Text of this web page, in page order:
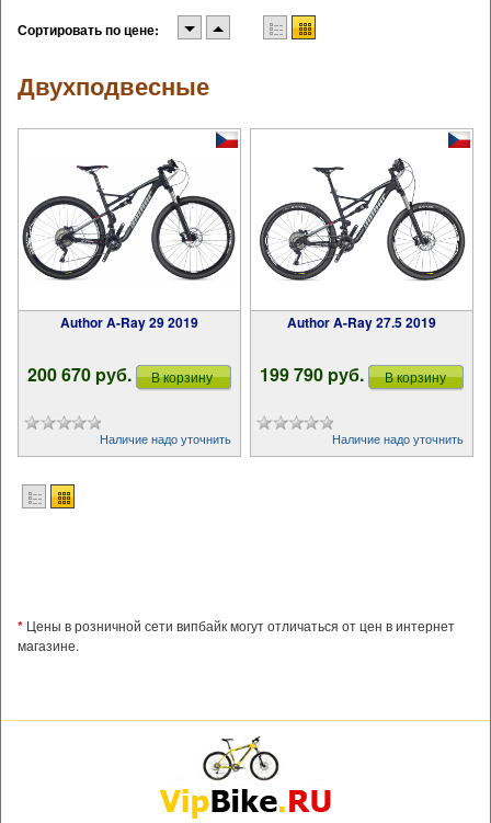
Сортировать по цене:
Двухподвесные
Author A-Ray 29 2019
200 670 pуб. В корзину
Наличие надо уточнить
Author A-Ray 27.5 2019
199 790 pуб. В корзину
Наличие надо уточнить
* Цены в розничной сети випбайк могут отличаться от цен в интернет
магазине.